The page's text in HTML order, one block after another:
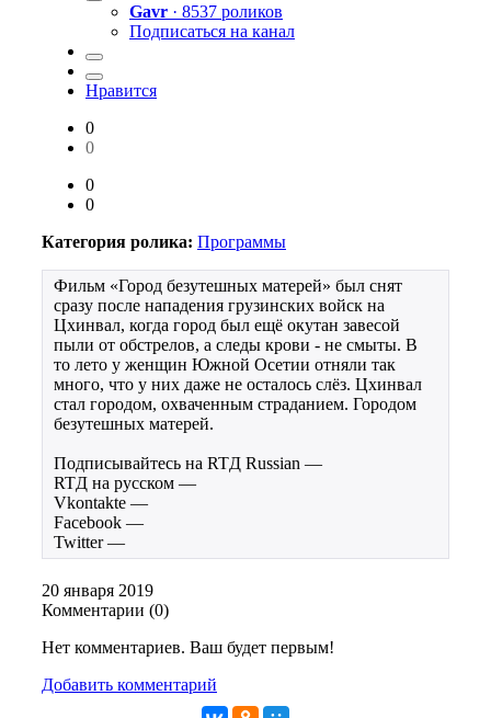
Gavr · 8537 роликов
Подписаться на канал
Нравится
0
0
0
0
Категория ролика: Программы
Фильм «Город безутешных матерей» был снят
сразу после нападения грузинских войск на
Цхинвал, когда город был ещё окутан завесой
пыли от обстрелов, а следы крови - не смыты. В
то лето у женщин Южной Осетии отняли так
много, что у них даже не осталось слёз. Цхинвал
стал городом, охваченным страданием. Городом
безутешных матерей.
Подписывайтесь на RTД Russian —
RTД на русском —
Vkontakte —
Facebook —
Twitter —
20 января 2019
Комментарии (0)
Нет комментариев. Ваш будет первым!
Добавить комментарий